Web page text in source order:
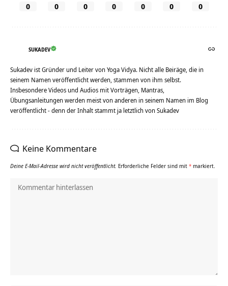
0 0 0 0 0 0 0
SUKADEV
Sukadev ist Gründer und Leiter von Yoga Vidya. Nicht alle Beiräge, die in
seinem Namen veröffentlicht werden, stammen von ihm selbst.
Insbesondere Videos und Audios mit Vorträgen, Mantras,
Übungsanleitungen werden meist von anderen in seinem Namen im Blog
veröffentlicht - denn der Inhalt stammt ja letztlich von Sukadev
Keine Kommentare
Deine E-Mail-Adresse wird nicht veröffentlicht. Erforderliche Felder sind mit * markiert.